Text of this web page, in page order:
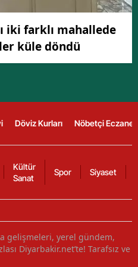
iki farklı mahallede
küle döndü
Döviz Kurları Nöbetçi
Kültür
Sanat
Spor Siyaset
gelişmeleri, yerel gündem,
Diyarbakir.net’te! Tarafsız ve